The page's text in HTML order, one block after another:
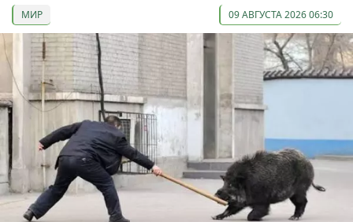
МИР 09 АВГУСТА 2026 06:30